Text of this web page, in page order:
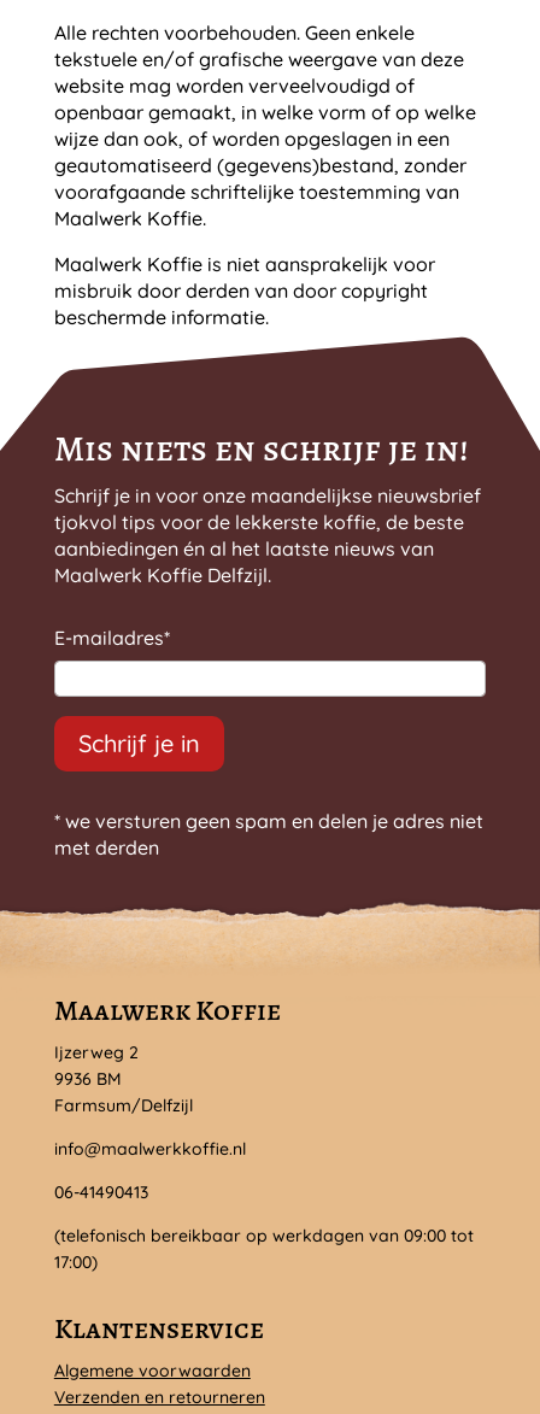
Alle rechten voorbehouden. Geen enkele
tekstuele en/of grafische weergave van deze
website mag worden verveelvoudigd of
openbaar gemaakt, in welke vorm of op welke
wijze dan ook, of worden opgeslagen in een
geautomatiseerd (gegevens)bestand, zonder
voorafgaande schriftelijke toestemming van
Maalwerk Koffie.
Maalwerk Koffie is niet aansprakelijk voor
misbruik door derden van door copyright
beschermde informatie.
Mis niets en schrijf je in!
Schrijf je in voor onze maandelijkse nieuwsbrief
tjokvol tips voor de lekkerste koffie, de beste
aanbiedingen én al het laatste nieuws van
Maalwerk Koffie Delfzijl.
E-mailadres*
Schrijf je in
* we versturen geen spam en delen je adres niet
met derden
Maalwerk Koffie
Ijzerweg 2
9936 BM
Farmsum/Delfzijl
info@maalwerkkoffie.nl
06-41490413
(telefonisch bereikbaar op werkdagen van 09:00 tot
17:00)
Klantenservice
Algemene voorwaarden
Verzenden en retourneren